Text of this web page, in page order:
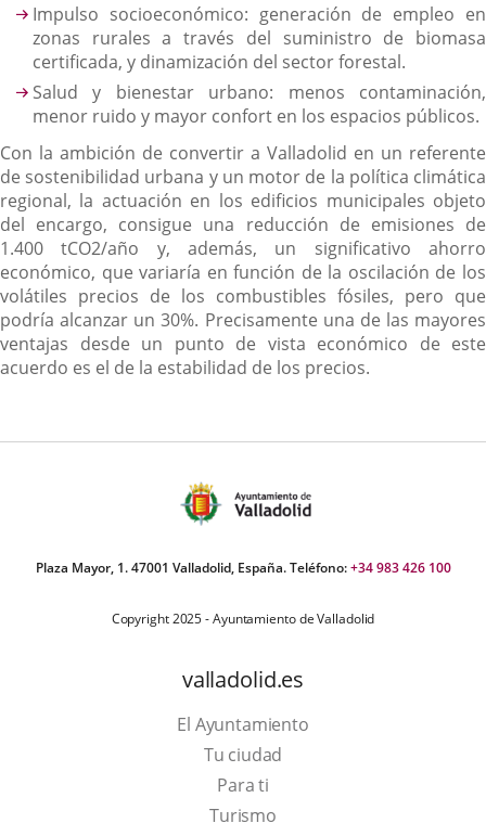
Impulso socioeconómico: generación de empleo en
zonas rurales a través del suministro de biomasa
certificada, y dinamización del sector forestal.
Salud y bienestar urbano: menos contaminación,
menor ruido y mayor confort en los espacios públicos.
Con la ambición de convertir a Valladolid en un referente
de sostenibilidad urbana y un motor de la política climática
regional, la actuación en los edificios municipales objeto
del encargo, consigue una reducción de emisiones de
1.400 tCO2/año y, además, un significativo ahorro
económico, que variaría en función de la oscilación de los
volátiles precios de los combustibles fósiles, pero que
podría alcanzar un 30%. Precisamente una de las mayores
ventajas desde un punto de vista económico de este
acuerdo es el de la estabilidad de los precios.
Plaza Mayor, 1. 47001 Valladolid, España. Teléfono:+34 983 426 100
Copyright 2025 - Ayuntamiento de Valladolid
valladolid.es
El Ayuntamiento
Tu ciudad
Para ti
TurismoThis